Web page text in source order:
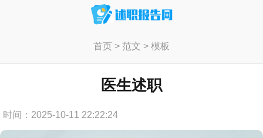
首页> 范文 > 模板
医生述职
时间：2025-10-11 22:22:24